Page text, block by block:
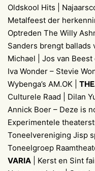
Oldskool Hits |
Metalfeest der
Optreden The Willy
Sanders brengt ballads
Michael | Jos van Beest
Iva Wonder – Stevie
Wybenga’s AM.OK |
Culturele Raad | Dilan
Annick Boer – Deze is
Experimentele
Toneelvereniging Jisp
Toneelgroep
VARIA | Kerst en Sint